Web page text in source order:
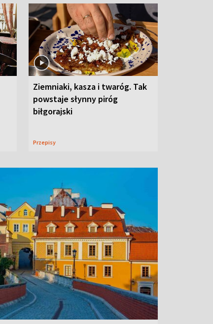
Ziemniaki, kasza i twaróg. Tak
powstaje słynny piróg
biłgorajski
Przepisy